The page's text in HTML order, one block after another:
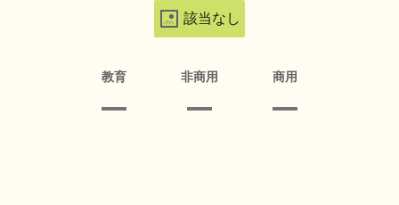
該当なし
教育 非商用 商用